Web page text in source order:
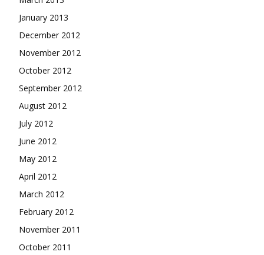
January 2013
December 2012
November 2012
October 2012
September 2012
August 2012
July 2012
June 2012
May 2012
April 2012
March 2012
February 2012
November 2011
October 2011